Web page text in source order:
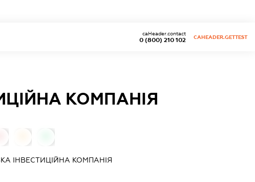
0 (800) 210 102
caHeader.contact
CAHEADER.GETTEST
КОМПАНІЯ
ІНВЕСТИЦІЙНА КОМПАНІЯ